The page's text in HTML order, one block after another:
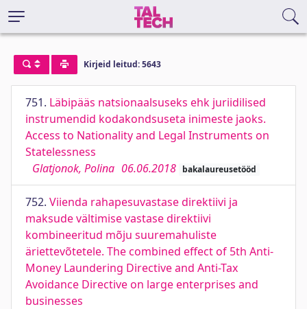
Kirjeid leitud: 5643
751. Läbipääs natsionaalsuseks ehk juriidilised
instrumendid kodakondsuseta inimeste jaoks.
Access to Nationality and Legal Instruments on
Statelessness
Glatjonok, Polina 06.06.2018 bakalaureusetööd
752. Viienda rahapesuvastase direktiivi ja
maksude vältimise vastase direktiivi
kombineeritud mõju suuremahuliste
äriettevõtetele. The combined effect of 5th Anti-
Money Laundering Directive and Anti-Tax
Avoidance Directive on large enterprises and
businesses